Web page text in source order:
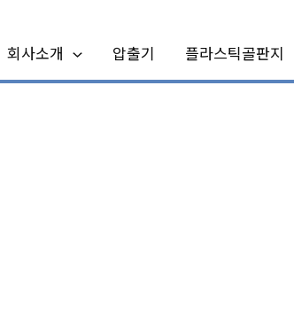
회사소개 압출기 플라스틱골판지